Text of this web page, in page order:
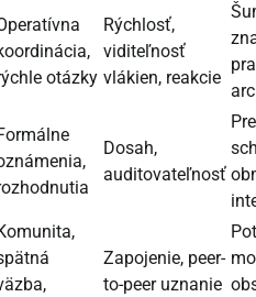
otázky
Rýchlosť,
viditeľnosť
vlákien, reakcie
Dosah,
auditovateľnosť
Zapojenie, peer-
to-peer uznanie